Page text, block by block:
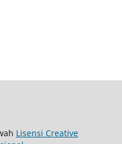
Lisensi Creative